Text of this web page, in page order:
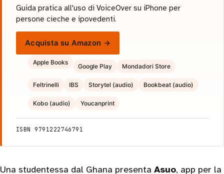
Guida pratica all'uso di VoiceOver su iPhone per
persone cieche e ipovedenti.
Acquista su Amazon →
Apple Books
Google Play Mondadori Store
Feltrinelli IBS Storytel (audio) Bookbeat (audio)
Kobo (audio) Youcanprint
ISBN 9791222746791
Una studentessa dal Ghana presenta Asuo, app per la